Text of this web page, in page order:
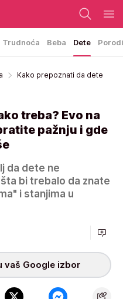
Trudnoća Beba Dete
Kako prepoznati da dete
treba? Evo na
pažnju i gde
da dete ne
bi trebalo da znate
i stanjima u
vaš Google izbor